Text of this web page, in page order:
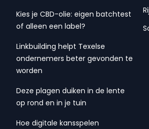
Kies je CBD-olie: eigen batchtest
of alleen een label?
Linkbuilding helpt Texelse
ondernemers beter gevonden te
worden
Deze plagen duiken in de lente
op rond en in je tuin
Hoe digitale kansspelen